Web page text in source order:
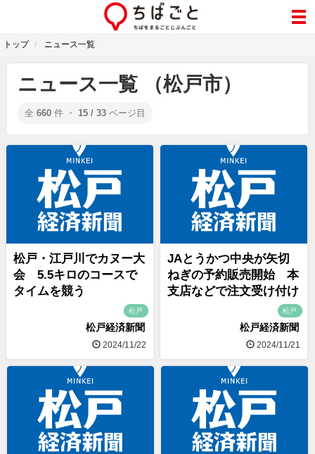
トップ ニュース一覧
ニュース一覧 （松戸市）
全 660 件 ・ 15 / 33 ページ目
松戸・江戸川でカヌー大
会 5.5キロのコースで
タイムを競う
松戸
松戸経済新聞
2024/11/22
JAとうかつ中央が矢切
ねぎの予約販売開始 本
支店などで注文受け付け
松戸
松戸経済新聞
2024/11/21